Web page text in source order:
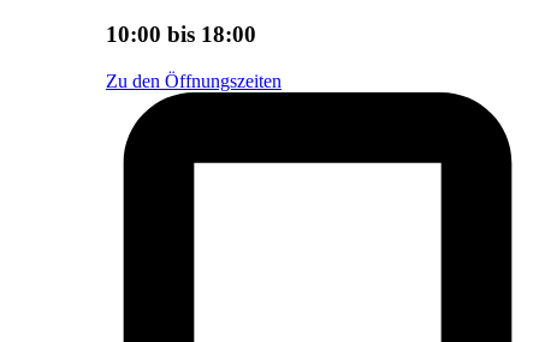
10:00 bis 18:00
Zu den Öffnungszeiten